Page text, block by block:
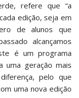
refere que “a
edição, seja em
de alunos que
alcançamos
é um programa
uma geração mais
pelo que
uma nova edição